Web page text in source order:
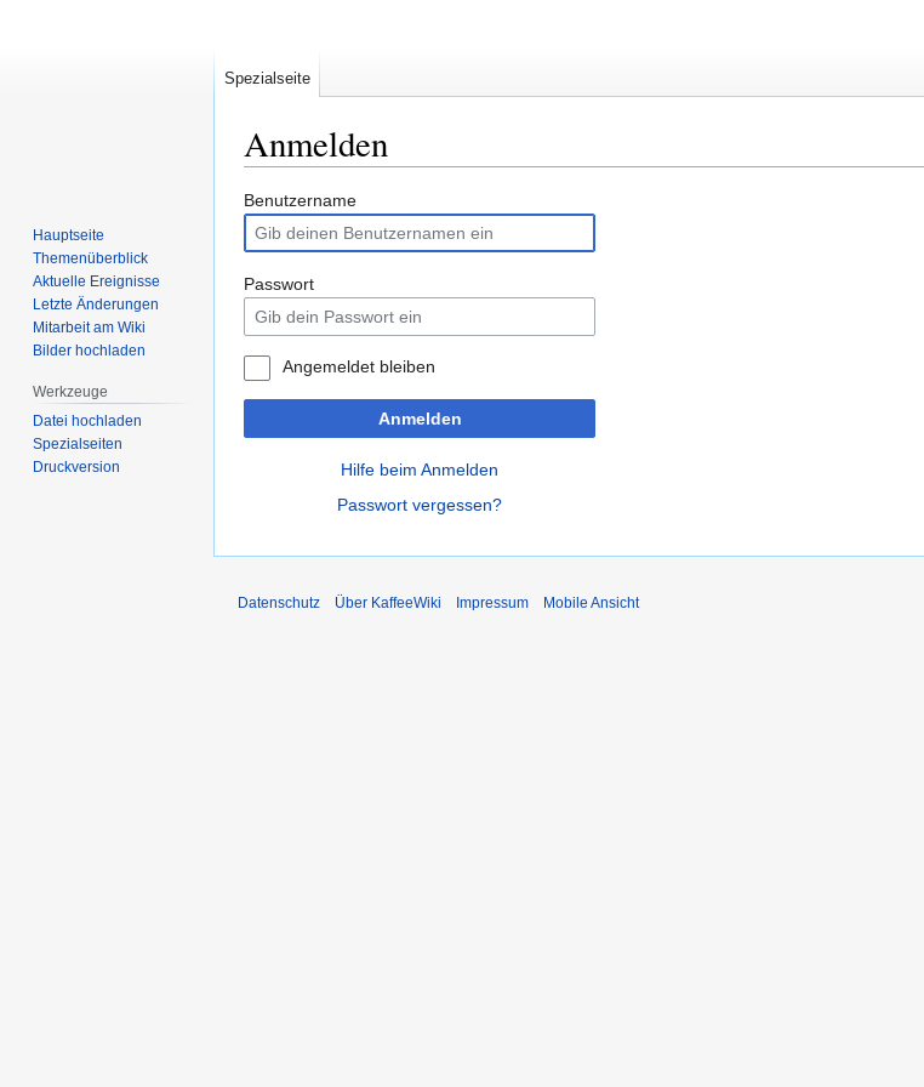
Anmelden
Zur
Navigation
springen
Zur
Suche
springen
Benutzername
Passwort
Angemeldet bleiben
Anmelden
Hilfe beim Anmelden
Passwort vergessen?
Spezialseite
Hauptseite
Themenüberblick
Aktuelle Ereignisse
Letzte Änderungen
Mitarbeit am Wiki
Bilder hochladen
Werkzeuge
Datei hochladen
Spezialseiten
Druckversion
Datenschutz Über KaffeeWiki Impressum Mobile Ansicht